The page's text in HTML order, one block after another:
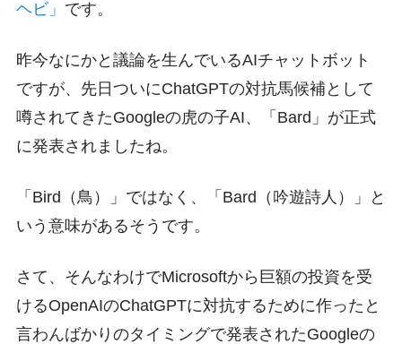
ヘビ」 です。
昨今なにかと議論を生んでいるAIチャットボット
ですが、先日ついにChatGPTの対抗馬候補として
噂されてきたGoogleの虎の子AI、「Bard」が正式
に発表されましたね。
「Bird（鳥）」ではなく、「Bard（吟遊詩人）」と
いう意味があるそうです。
さて、そんなわけでMicrosoftから巨額の投資を受
けるOpenAIのChatGPTに対抗するために作ったと
言わんばかりのタイミングで発表されたGoogleの